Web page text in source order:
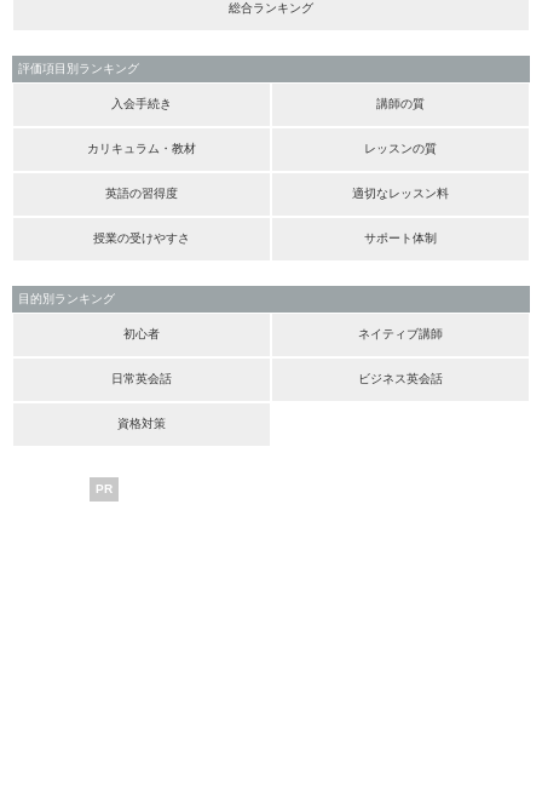
総合ランキング
評価項目別ランキング
入会手続き 講師の質
カリキュラム・教材 レッスンの質
英語の習得度 適切なレッスン料
授業の受けやすさ サポート体制
目的別ランキング
初心者 ネイティブ講師
日常英会話 ビジネス英会話
資格対策
PR